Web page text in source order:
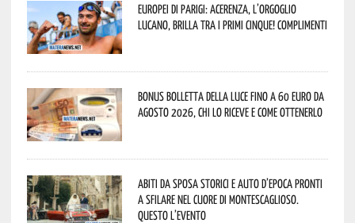
Europei di Parigi: Acerenza, l’orgoglio
lucano, brilla tra i primi cinque! Complimenti
Bonus bolletta della luce fino a 60 euro da
agosto 2026, chi lo riceve e come ottenerlo
Abiti da sposa storici e auto d’epoca pronti
a sfilare nel cuore di Montescaglioso.
Questo l’evento